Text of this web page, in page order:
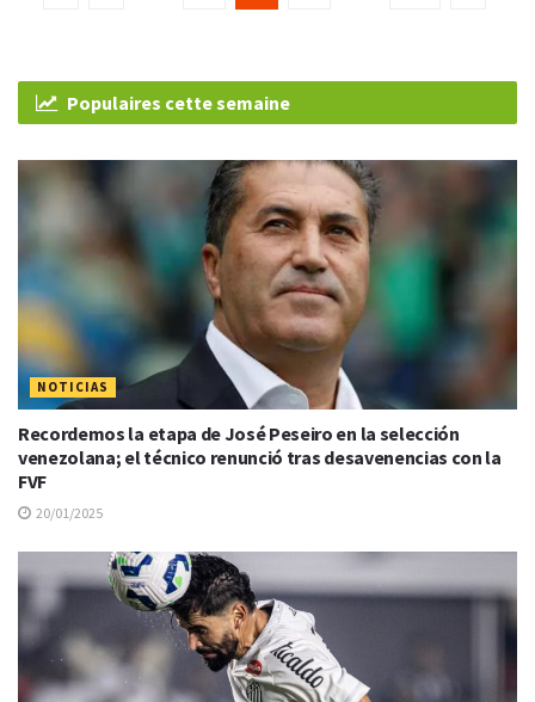
Populaires cette semaine
NOTICIAS
Recordemos la etapa de José Peseiro en la selección
venezolana; el técnico renunció tras desavenencias con la
FVF
20/01/2025